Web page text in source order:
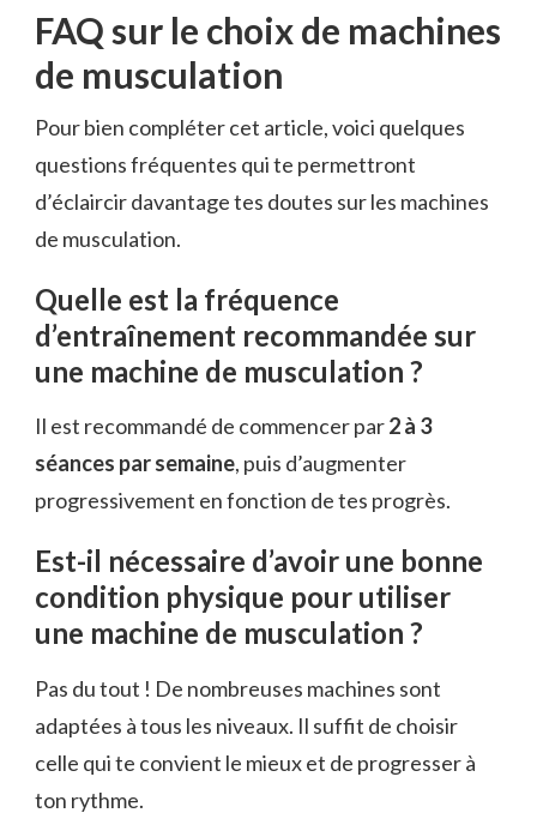
FAQ sur le choix de machines
de musculation
Pour bien compléter cet article, voici quelques
questions fréquentes qui te permettront
d’éclaircir davantage tes doutes sur les machines
de musculation.
Quelle est la fréquence
d’entraînement recommandée sur
une machine de musculation ?
Il est recommandé de commencer par2 à 3
séances par semaine, puis d’augmenter
progressivement en fonction de tes progrès.
Est-il nécessaire d’avoir une bonne
condition physique pour utiliser
une machine de musculation ?
Pas du tout ! De nombreuses machines sont
adaptées à tous les niveaux. Il suffit de choisir
celle qui te convient le mieux et de progresser à
ton rythme.